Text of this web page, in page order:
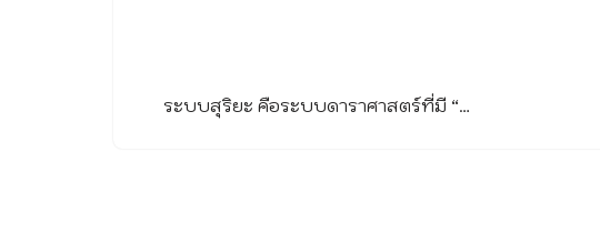
ระบบสุริยะ คือระบบดาราศาสตร์ที่มี “…